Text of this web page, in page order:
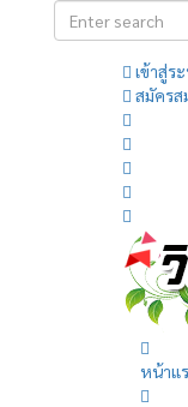
เข้าสู่ร
สมัครส
หน้าแ